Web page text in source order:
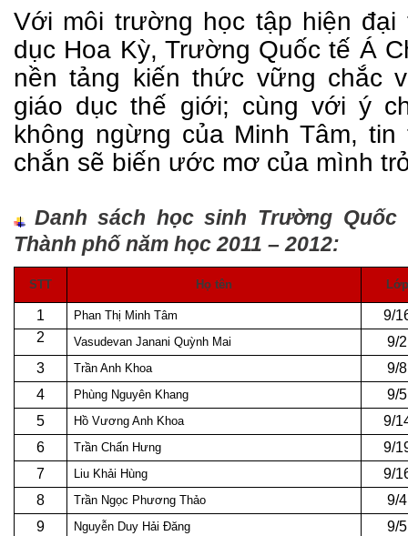
Với môi trường học tập hiện đại
dục Hoa Kỳ, Trường Quốc tế Á
nền tảng kiến thức vững chắc
giáo dục thế giới; cùng với ý
không ngừng của Minh Tâm,
chắn sẽ biến ước mơ của mình
Danh sách học sinh Trường
Thành phố năm học 2011 – 2012:
STT Họ tên Lớp
1 Phan Thị Minh Tâm
9/
2
Vasudevan Janani Quỳnh Mai
9/2
3
Trần Anh Khoa
9/8
4
Phùng Nguyên Khang
9/5
5
Hồ Vương Anh Khoa
9/
6
Trần Chấn Hưng
9/
7
Liu Khải Hùng
9/
8
Trần Ngọc Phương Thảo
9/4
9
Nguyễn Duy Hải Đăng
9/5